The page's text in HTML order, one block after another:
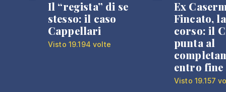
Il “regista” di se
stesso: il caso
Cappellari
Visto 19.194 volte
Ex
Fincato,
corso: il
punta al
entro fine
Visto 19.157